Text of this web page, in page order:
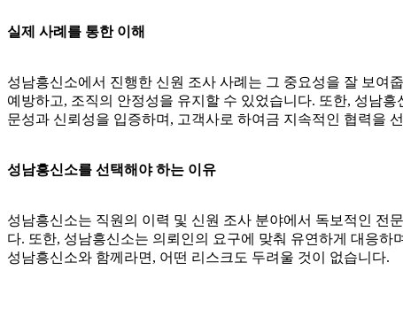
실제 사례를 통한 이해
성남흥신소에서 진행한 신원 조사 사례는 그 중요성을 잘 보여
예방하고, 조직의 안정성을 유지할 수 있었습니다. 또한, 성남
문성과 신뢰성을 입증하며, 고객사로 하여금 지속적인 협력을
성남흥신소를 선택해야 하는 이유
성남흥신소는 직원의 이력 및 신원 조사 분야에서 독보적인 전
다. 또한, 성남흥신소는 의뢰인의 요구에 맞춰 유연하게 대응
성남흥신소와 함께라면, 어떤 리스크도 두려울 것이 없습니다.